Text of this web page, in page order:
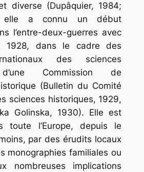
diverse (Dupâquier, 1984;
elle a connu un début
l’entre-deux-guerres avec
1928, dans le cadre des
des sciences
Commission de
(Bulletin du Comité
sciences historiques, 1929,
Golinska, 1930). Elle est
toute l’Europe, depuis le
par des érudits locaux
monographies familiales ou
nombreuses implications